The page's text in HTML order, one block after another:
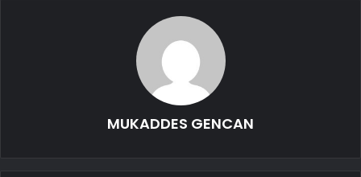
MUKADDES GENCAN